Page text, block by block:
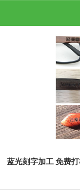
蓝光刻字加工 免费